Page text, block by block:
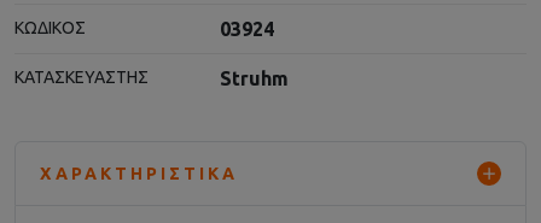
ΚΩΔΙΚΌΣ 03924
ΚΑΤΑΣΚΕΥΑΣΤΉΣ Struhm
ΧΑΡΑΚΤΗΡΙΣΤΙΚΆ